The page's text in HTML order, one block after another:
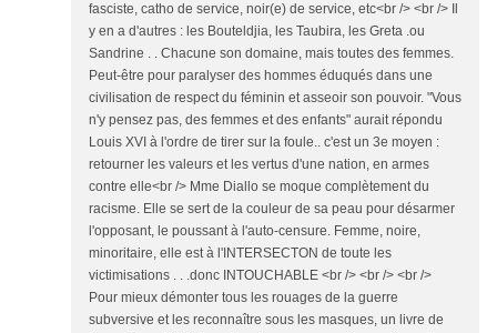
fasciste, catho de service, noir(e) de service, etc<br /> <br /> Il
y en a d'autres : les Bouteldjia, les Taubira, les Greta .ou
Sandrine . . Chacune son domaine, mais toutes des femmes.
Peut-être pour paralyser des hommes éduqués dans une
civilisation de respect du féminin et asseoir son pouvoir. "Vous
n'y pensez pas, des femmes et des enfants" aurait répondu
Louis XVI à l'ordre de tirer sur la foule.. c'est un 3e moyen :
retourner les valeurs et les vertus d'une nation, en armes
contre elle<br /> Mme Diallo se moque complètement du
racisme. Elle se sert de la couleur de sa peau pour désarmer
l'opposant, le poussant à l'auto-censure. Femme, noire,
minoritaire, elle est à l'INTERSECTON de toute les
victimisations . . .donc INTOUCHABLE <br /> <br /> <br />
Pour mieux démonter tous les rouages de la guerre
subversive et les reconnaître sous les masques, un livre de